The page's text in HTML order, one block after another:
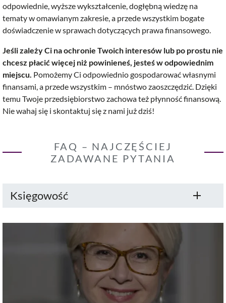
odpowiednie, wyższe wykształcenie, dogłębną wiedzę na
tematy w omawianym zakresie, a przede wszystkim bogate
doświadczenie w sprawach dotyczących prawa finansowego.
Jeśli zależy Ci na ochronie Twoich interesów lub po prostu nie
chcesz płacić więcej niż powinieneś, jesteś w odpowiednim
miejscu. Pomożemy Ci odpowiednio gospodarować własnymi
finansami, a przede wszystkim – mnóstwo zaoszczędzić. Dzięki
temu Twoje przedsiębiorstwo zachowa też płynność finansową.
Nie wahaj się i skontaktuj się z nami już dziś!
FAQ – NAJCZĘŚCIEJ
ZADAWANE PYTANIA
Księgowość